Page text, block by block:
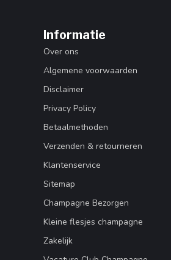
Informatie
Over ons
Algemene voorwaarden
Disclaimer
Privacy Policy
Betaalmethoden
Verzenden & retourneren
Klantenservice
Sitemap
Champagne Bezorgen
Kleine flesjes champagne
Zakelijk